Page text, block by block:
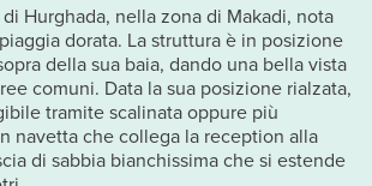
Hurghada, nella zona di Makadi, nota
dorata. La struttura è in posizione
della sua baia, dando una bella vista
comuni. Data la sua posizione rialzata,
tramite scalinata oppure più
navetta che collega la reception alla
di sabbia bianchissima che si estende